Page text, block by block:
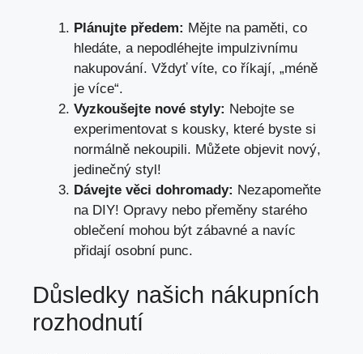
Plánujte předem: Mějte na paměti, co
hledáte, a‌ nepodléhejte impulzivnímu
‍nakupování. Vždyť víte, co říkají, „méně
‍je ​více“.
Vyzkoušejte nové styly: Nebojte se
experimentovat s kousky, které byste si
normálně nekoupili. Můžete‌ objevit nový,
jedinečný styl!
Dávejte věci dohromady: Nezapomeňte
na DIY! Opravy⁤ nebo přeměny starého
‌oblečení mohou být ⁣zábavné a navíc
přidají ‌osobní punc.
Důsledky našich nákupních
rozhodnutí